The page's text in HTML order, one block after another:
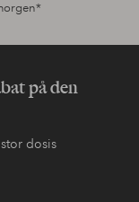
på den
dosis